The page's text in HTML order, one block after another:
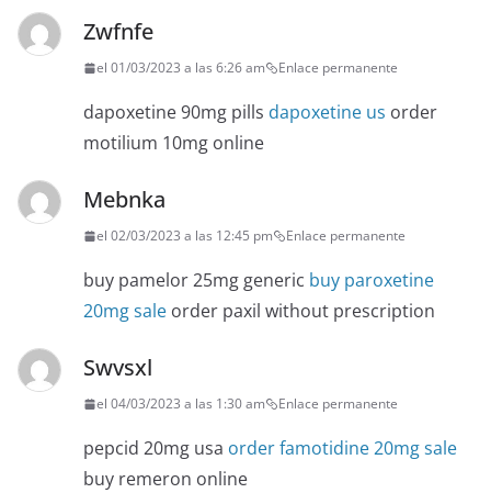
Zwfnfe
el 01/03/2023 a las 6:26 am Enlace permanente
dapoxetine 90mg pills dapoxetine us order
motilium 10mg online
Mebnka
el 02/03/2023 a las 12:45 pm Enlace permanente
buy pamelor 25mg generic buy paroxetine
20mg sale order paxil without prescription
Swvsxl
el 04/03/2023 a las 1:30 am Enlace permanente
pepcid 20mg usa order famotidine 20mg sale
buy remeron online